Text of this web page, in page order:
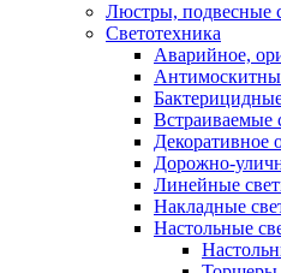
Люстры, подвесные
Светотехника
Аварийное,
Встраиваемые
Декоративное
Дорожно-
Линейные
Накладные
Настольные